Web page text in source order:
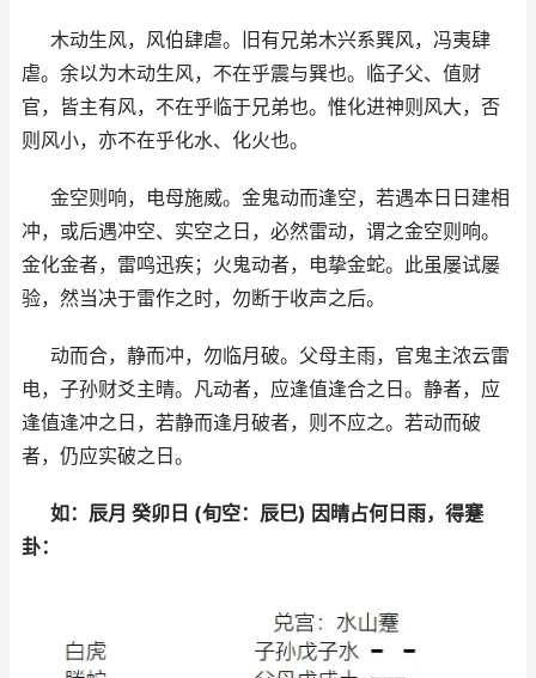
木动生风，风伯肆虐。旧有兄弟木兴系巽风，冯夷肆
虐。余以为木动生风，不在乎震与巽也。临子父、值财
官，皆主有风，不在乎临于兄弟也。惟化进神则风大，否
则风小，亦不在乎化水、化火也。
金空则响，电母施威。金鬼动而逢空，若遇本日日建相
冲，或后遇冲空、实空之日，必然雷动，谓之金空则响。
金化金者，雷鸣迅疾；火鬼动者，电挚金蛇。此虽屡试屡
验，然当决于雷作之时，勿断于收声之后。
动而合，静而冲，勿临月破。父母主雨，官鬼主浓云雷
电，子孙财爻主晴。凡动者，应逢值逢合之日。静者，应
逢值逢冲之日，若静而逢月破者，则不应之。若动而破
者，仍应实破之日。
如：辰月 癸卯日 (旬空：辰巳) 因晴占何日雨，得蹇
卦：